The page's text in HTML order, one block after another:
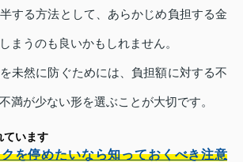
する方法として、あらかじめ負担する金
まうのも良いかもしれません。
未然に防ぐためには、負担額に対する不
満が少ない形を選ぶことが大切です。
ています
を停めたいなら知っておくべき注意